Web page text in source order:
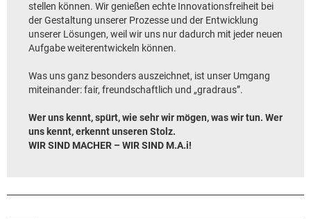
stellen können. Wir genießen echte Innovationsfreiheit bei
der Gestaltung unserer Prozesse und der Entwicklung
unserer Lösungen, weil wir uns nur dadurch mit jeder neuen
Aufgabe weiterentwickeln können.
Was uns ganz besonders auszeichnet, ist unser Umgang
miteinander: fair, freundschaftlich und „gradraus”.
Wer uns kennt, spürt, wie sehr wir mögen, was wir tun. Wer
uns kennt, erkennt unseren Stolz.
WIR SIND MACHER – WIR SIND M.A.i!